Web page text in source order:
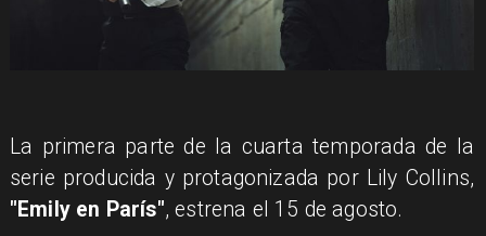
La primera parte de la cuarta temporada de la
serie producida y protagonizada por Lily Collins,
"Emily en París", estrena el 15 de agosto.